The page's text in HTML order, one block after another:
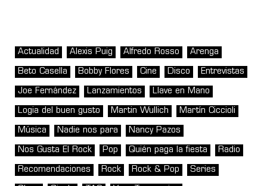
Actualidad Alexis Puig Alfredo Rosso Arenga
Beto Casella Bobby Flores Cine Disco Entrevistas
Joe Fernández Lanzamientos Llave en Mano
Logia del buen gusto Martin Wullich Martín Ciccioli
Música Nadie nos para Nancy Pazos
Nos Gusta El Rock Pop Quién paga la fiesta Radio
Recomendaciones Rock Rock & Pop Series